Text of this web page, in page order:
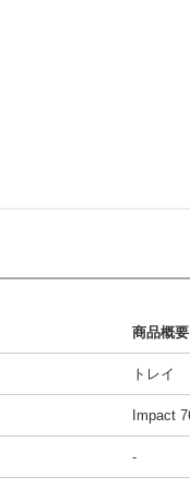
商品概要
トレイ
Impact
-